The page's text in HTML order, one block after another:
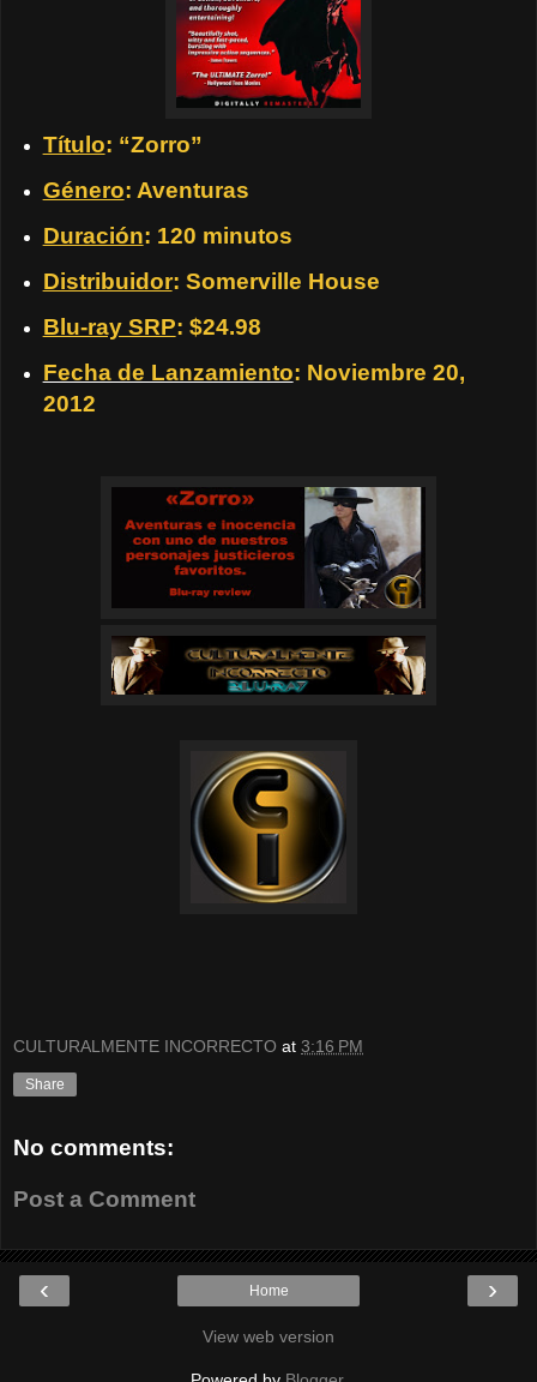
Título: “Zorro”
Género: Aventuras
Duración: 120 minutos
Distribuidor: Somerville House
Blu-ray SRP: $24.98
Fecha de Lanzamiento: Noviembre 20,
2012
CULTURALMENTE INCORRECTO at 3:16 PM
Share
No comments:
Post a Comment
‹ ›
Home
View web version